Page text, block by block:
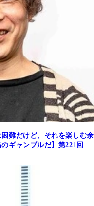
難だけど、それを楽しむ余
ギャンブルだ】第221回